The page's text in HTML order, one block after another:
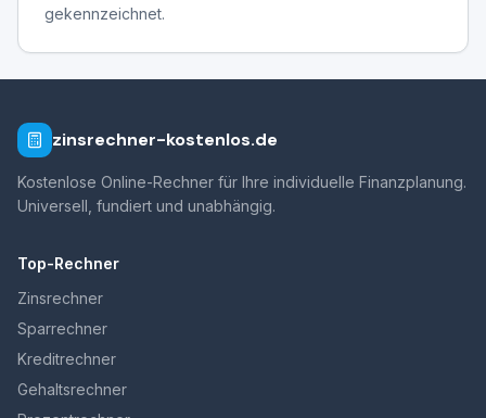
gekennzeichnet.
zinsrechner-kostenlos.de
Kostenlose Online-Rechner für Ihre individuelle Finanzplanung.
Universell, fundiert und unabhängig.
Top-Rechner
Zinsrechner
Sparrechner
Kreditrechner
Gehaltsrechner